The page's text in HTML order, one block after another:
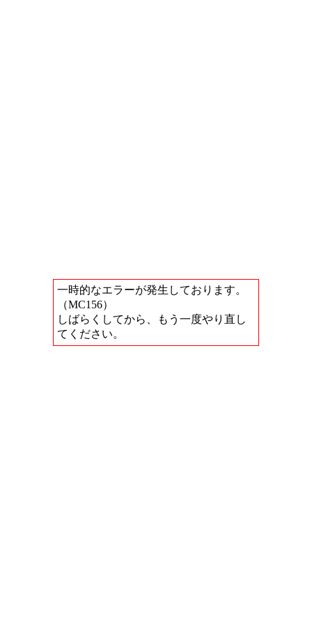
一時的なエラーが発生しております。
（MC156）
しばらくしてから、もう一度やり直し
てください。